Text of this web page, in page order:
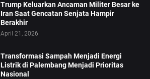
Trump Keluarkan Ancaman Militer Besar ke
Iran Saat Gencatan Senjata Hampir
Berakhir
April 21, 2026
Transformasi Sampah Menjadi Energi
Listrik di Palembang Menjadi Prioritas
Nasional